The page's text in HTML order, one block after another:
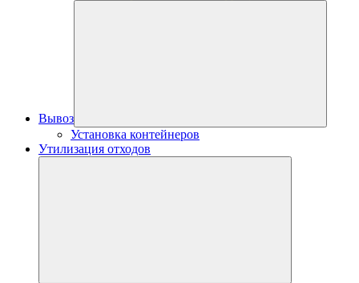
Вывоз
Установка контейнеров
Утилизация отходов